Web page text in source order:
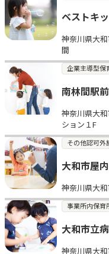
ベストキ
神奈川県大
間
企業主導型保
南林間駅
神奈川県大
ション１F
その他認可外
大和市屋
神奈川県大
事業所内保育
大和市立
神奈川県大